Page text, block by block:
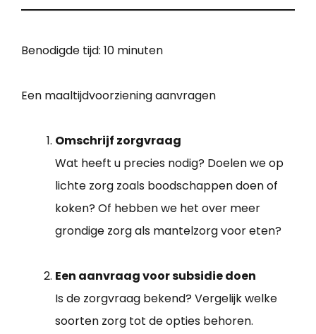
Benodigde tijd: 10 minuten
Een maaltijdvoorziening aanvragen
Omschrijf zorgvraag
Wat heeft u precies nodig? Doelen we op
lichte zorg zoals boodschappen doen of
koken? Of hebben we het over meer
grondige zorg als mantelzorg voor eten?
Een aanvraag voor subsidie doen
Is de zorgvraag bekend? Vergelijk welke
soorten zorg tot de opties behoren.